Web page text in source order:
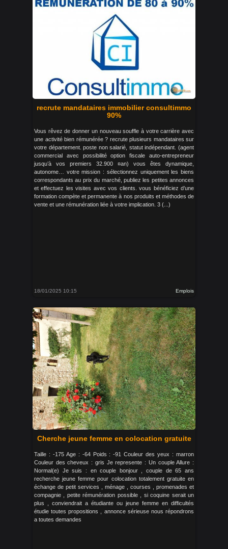
recrute mandataires immobilier consultimmo
90%
Vous rêvez de donner un nouveau souffle à votre carrière avec
une activité bien rémunérée ? recrute plusieurs mandataires sur
votre département. poste non salarié, statut indépendant. (agent
commercial avec possibilité option fiscale auto-entrepreneur
jusqu’à vos premiers 32.900 ¤an) vous êtes dynamique,
autonome… votre mission : sélectionnez uniquement les biens
correspondants au prix du marché, publiez les petites annonces
et effectuez les visites avec vos clients. vous bénéficiez d’une
formation compète et permanente à nos produits et méthodes de
vente et une rémunération liée à votre implication. 3 (...)
18/01/2025 10:15 Emplois
Cherche jeune femme en colocation gratuite
Taille : -175 Age : -64 Poids : -91 Couleur des yeux : marron
Couleur des cheveux : gris Je represente : Un couple Allure :
Normal(e) Je suis : en couple bonjour , couple de 65 ans
recherche jeune femme pour colocation totalement gratuite en
échange de petit services , ménage , courses , promenades et
compagnie , petite rémunération possible , si coquine serait un
plus , conviendrait a étudiante ou jeune femme en difficultés
étudie toutes propositions , annonce sérieuse nous répondrons
a toutes demandes